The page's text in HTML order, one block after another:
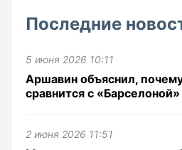
Последние
5 июня 2026 10:11
Аршавин объяснил,
сравнится с
2 июня 2026 11:51